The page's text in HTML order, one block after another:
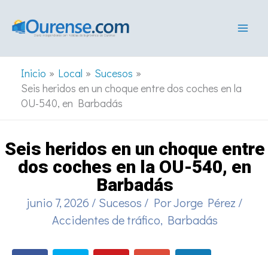
Inicio Local
Sucesos
Seis heridos en un choque entre dos coches en la
OU-540, en Barbadás
Seis heridos en un choque entre
dos coches en la OU-540, en
Barbadás
junio 7, 2026 / Sucesos / PorJorge Pérez /
Accidentes de tráfico, Barbadás